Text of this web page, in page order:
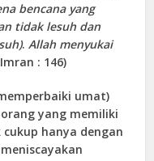
bencana yang
tidak lesuh dan
.Allah menyukai
: 146)
umat)
yang memiliki
hanya dengan